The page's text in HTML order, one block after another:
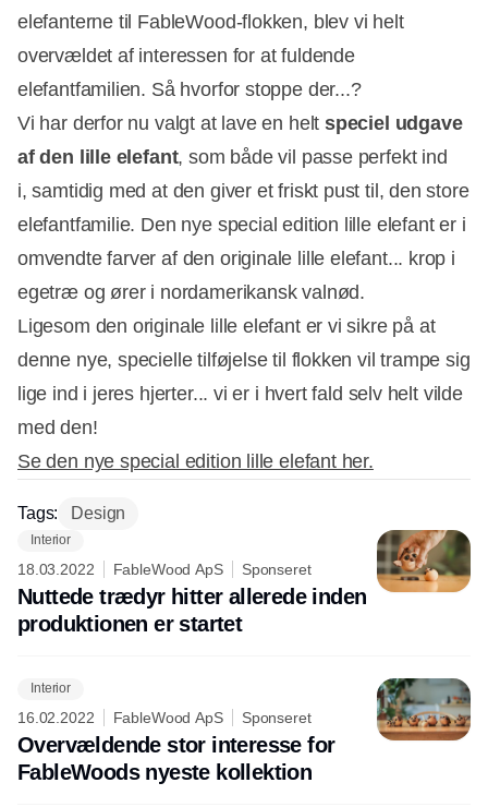
elefanterne til FableWood-flokken, blev vi helt
overvældet af interessen for at fuldende
elefantfamilien. Så hvorfor stoppe der...?
Vi har derfor nu valgt at lave en helt speciel udgave
af den lille elefant, som både vil passe perfekt ind
i, samtidig med at den giver et friskt pust til, den store
elefantfamilie. Den nye special edition lille elefant er i
omvendte farver af den originale lille elefant... krop i
egetræ og ører i nordamerikansk valnød.
Ligesom den originale lille elefant er vi sikre på at
denne nye, specielle tilføjelse til flokken vil trampe sig
lige ind i jeres hjerter... vi er i hvert fald selv helt vilde
med den!
Se den nye special edition lille elefant her.
Tags: Design
Interior
18.03.2022 FableWood ApS Sponseret
Nuttede trædyr hitter allerede inden
produktionen er startet
Interior
16.02.2022 FableWood ApS Sponseret
Overvældende stor interesse for
FableWoods nyeste kollektion